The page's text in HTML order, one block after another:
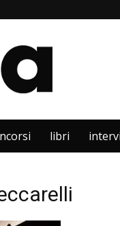
libri